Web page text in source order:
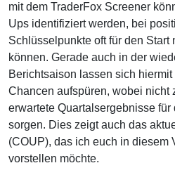
mit dem TraderFox Screener
Ups identifiziert werden, bei
Schlüsselpunkte oft für den Start
können. Gerade auch in der
Berichtsaison lassen sich
Chancen aufspüren, wobei nicht
erwartete Quartalsergebnisse
sorgen. Dies zeigt auch das
(COUP), das ich euch in diesem
vorstellen möchte.